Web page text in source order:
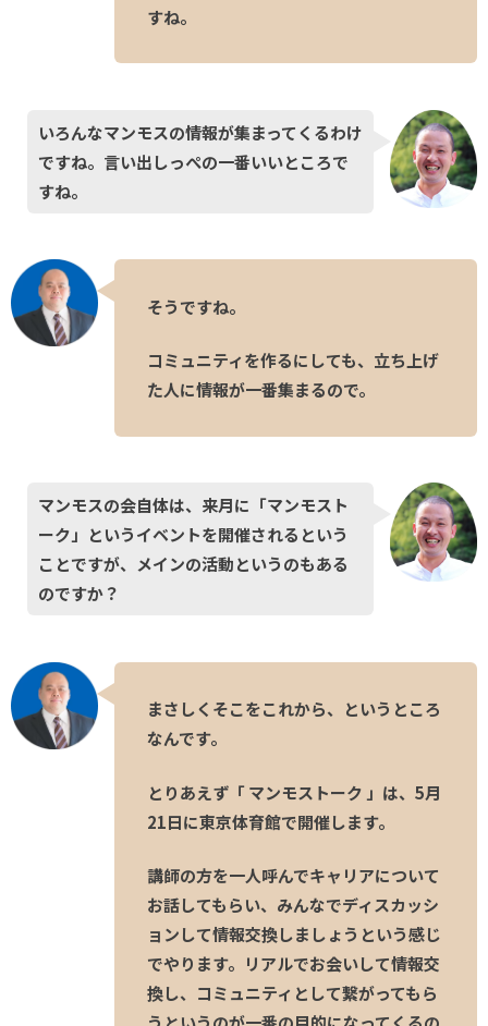
すね。
いろんなマンモスの情報が集まってくるわけ
ですね。言い出しっぺの一番いいところで
すね。
そうですね。
コミュニティを作るにしても、立ち上げ
た人に情報が一番集まるので。
マンモスの会自体は、来月に「マンモスト
ーク」というイベントを開催されるという
ことですが、メインの活動というのもある
のですか？
まさしくそこをこれから、というところ
なんです。
とりあえず「 マンモストーク 」は、5月
21日に東京体育館で開催します。
講師の方を一人呼んでキャリアについて
お話してもらい、みんなでディスカッシ
ョンして情報交換しましょうという感じ
でやります。リアルでお会いして情報交
換し、コミュニティとして繋がってもら